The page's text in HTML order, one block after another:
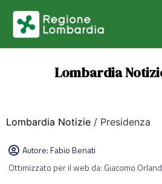
Lombardia
Lombardia Notizie / Presidenza
Autore:Fabio Benati
Ottimizzato per il web da: Giacomo